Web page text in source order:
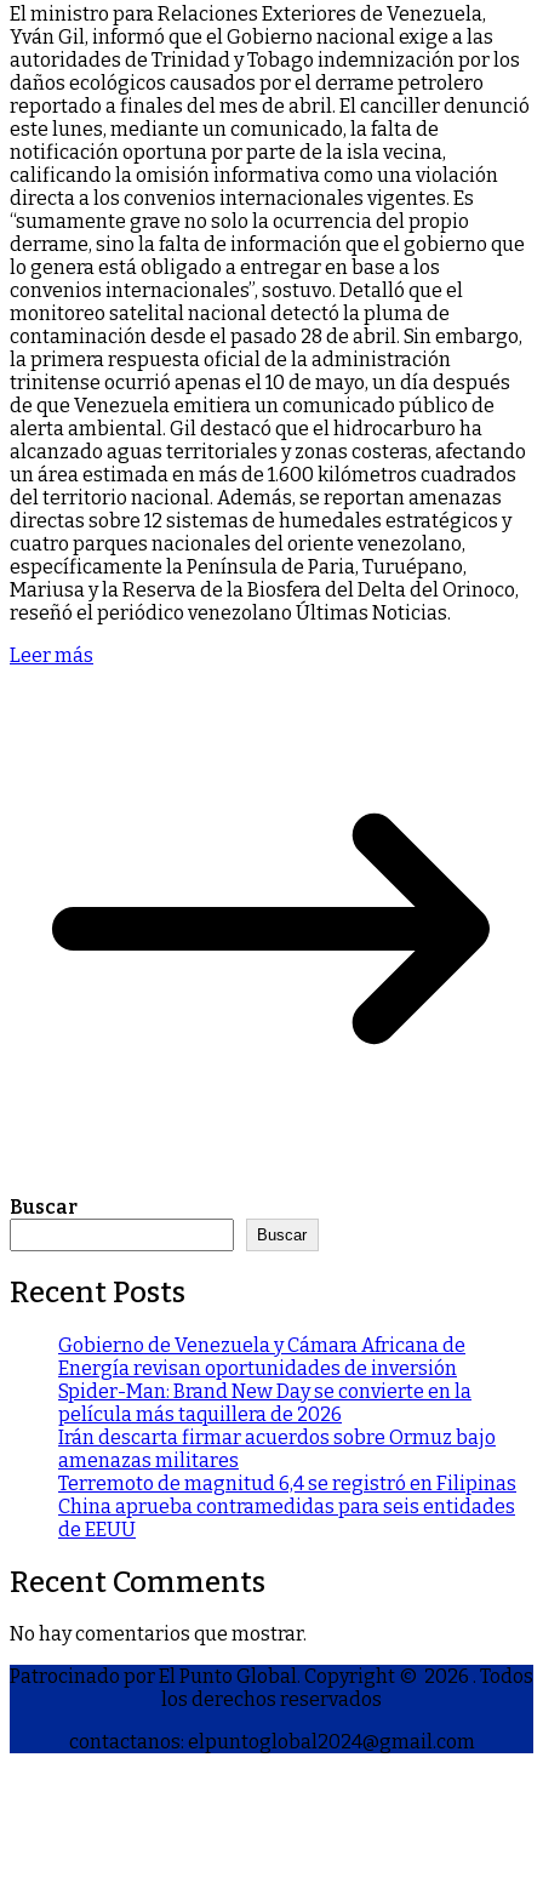
El ministro para Relaciones Exteriores de Venezuela,
Yván Gil, informó que el Gobierno nacional exige a las
autoridades de Trinidad y Tobago indemnización por los
daños ecológicos causados por el derrame petrolero
reportado a finales del mes de abril. El canciller denunció
este lunes, mediante un comunicado, la falta de
notificación oportuna por parte de la isla vecina,
calificando la omisión informativa como una violación
directa a los convenios internacionales vigentes. Es
“sumamente grave no solo la ocurrencia del propio
derrame, sino la falta de información que el gobierno que
lo genera está obligado a entregar en base a los
convenios internacionales”, sostuvo. Detalló que el
monitoreo satelital nacional detectó la pluma de
contaminación desde el pasado 28 de abril. Sin embargo,
la primera respuesta oficial de la administración
trinitense ocurrió apenas el 10 de mayo, un día después
de que Venezuela emitiera un comunicado público de
alerta ambiental. Gil destacó que el hidrocarburo ha
alcanzado aguas territoriales y zonas costeras, afectando
un área estimada en más de 1.600 kilómetros cuadrados
del territorio nacional. Además, se reportan amenazas
directas sobre 12 sistemas de humedales estratégicos y
cuatro parques nacionales del oriente venezolano,
específicamente la Península de Paria, Turuépano,
Mariusa y la Reserva de la Biosfera del Delta del Orinoco,
reseñó el periódico venezolano Últimas Noticias.
Leer más
Buscar
Buscar
Recent Posts
Gobierno de Venezuela y Cámara Africana de
Energía revisan oportunidades de inversión
Spider-Man: Brand New Day se convierte en la
película más taquillera de 2026
Irán descarta firmar acuerdos sobre Ormuz bajo
amenazas militares
Terremoto de magnitud 6,4 se registró en Filipinas
China aprueba contramedidas para seis entidades
de EEUU
Recent Comments
No hay comentarios que mostrar.
Patrocinado por El Punto Global. Copyright © 2026 . Todos
los derechos reservados
contactanos: elpuntoglobal2024@gmail.com